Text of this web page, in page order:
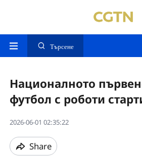
Търсене
Националното
футбол с роботи
2026-06-01 02:35:22
Share